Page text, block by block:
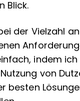
Blick.
der Vielzahl
indem
von
besten